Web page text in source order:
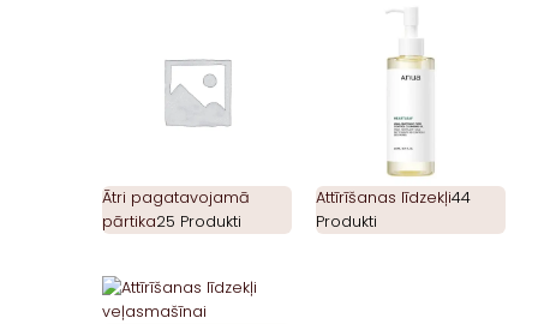
Ātri pagatavojamā
pārtika25 Produkti
Attīrīšanas līdzekļi44
Produkti